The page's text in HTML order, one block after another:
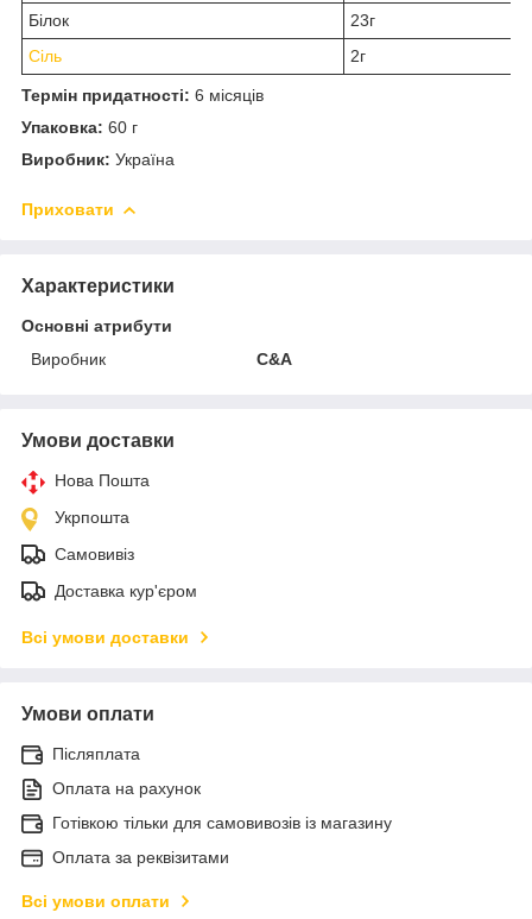
Білок
23г
Сіль
2г
Термін придатності: 6 місяців
Упаковка: 60 г
Виробник: Україна
Приховати
Характеристики
Основні атрибути
Виробник
C&A
Умови доставки
Нова Пошта
Укрпошта
Самовивіз
Доставка кур'єром
Всі умови доставки
Умови оплати
Післяплата
Оплата на рахунок
Готівкою тільки для самовивозів із магазину
Оплата за реквізитами
Всі умови оплати